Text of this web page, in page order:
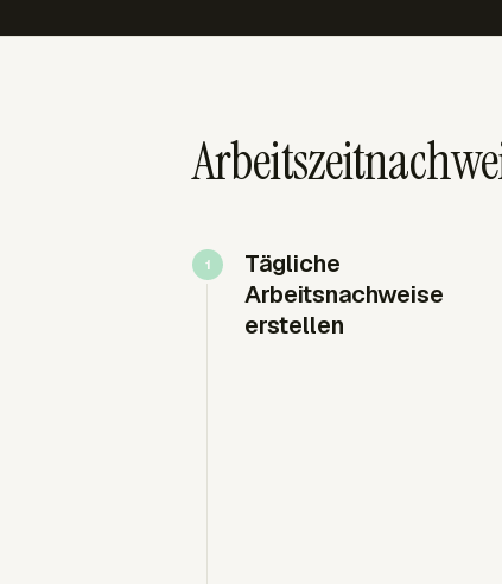
Tägliche
Arbeitsnachweise
erstellen